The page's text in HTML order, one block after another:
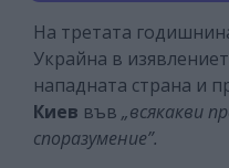
На третата
Украйна в
нападната страна и
Киев във „всякакви
споразумение”.